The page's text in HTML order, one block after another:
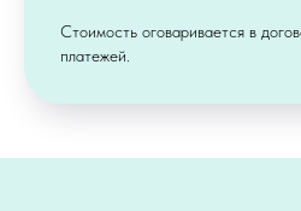
Стоимость оговаривается в
платежей.